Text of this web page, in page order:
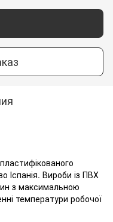
Іспанія. Вироби із ПВХ
з максимальною
температури робочої